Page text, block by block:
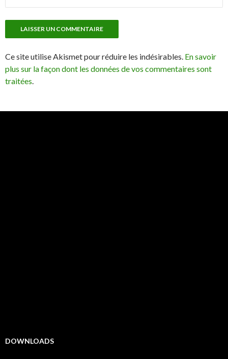
Ce site utilise Akismet pour réduire les indésirables. En savoir
plus sur la façon dont les données de vos commentaires sont
traitées.
DOWNLOADS